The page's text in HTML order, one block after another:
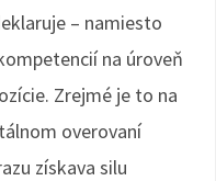
– namiesto
na úroveň
Zrejmé je to na
overovaní
získava silu